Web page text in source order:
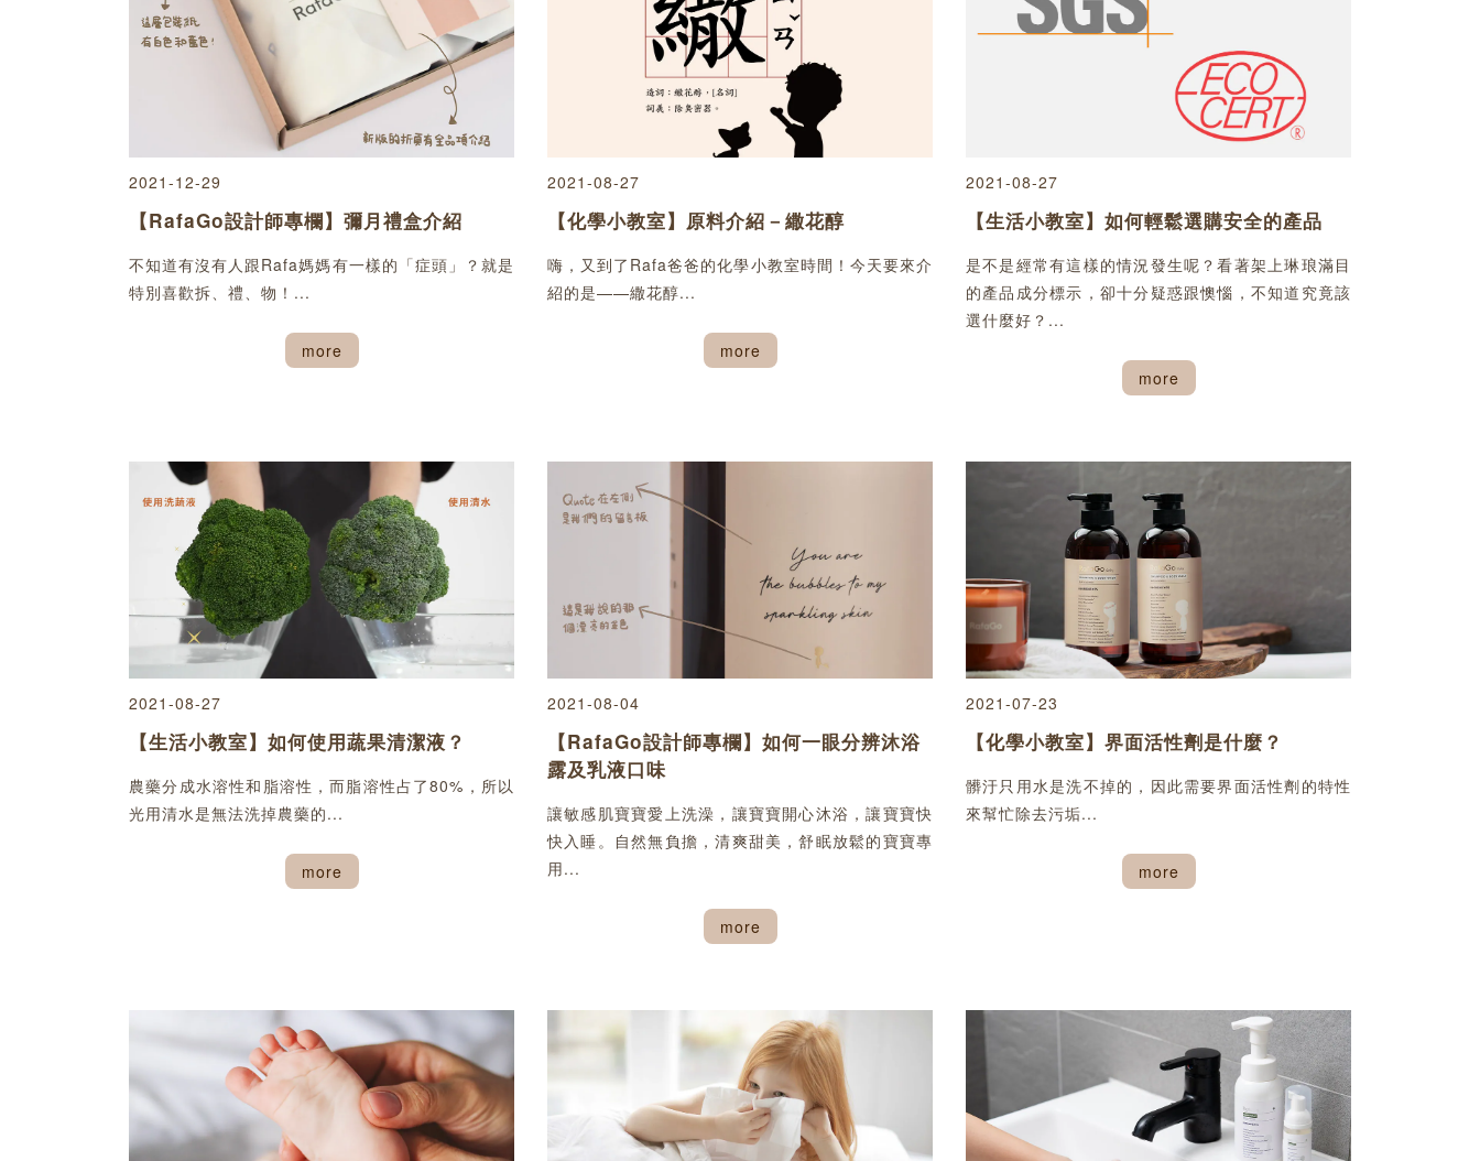
2021-12-29
【RafaGo設計師專欄】彌月禮盒介紹
不知道有沒有人跟Rafa媽媽有一樣的「症頭」？就是
特別喜歡拆、禮、物！...
more
2021-08-27
【化學小教室】原料介紹－繖花醇
嗨，又到了Rafa爸爸的化學小教室時間！今天要來介
紹的是——繖花醇...
more
2021-08-27
【生活小教室】如何輕鬆選購安全的產品
是不是經常有這樣的情況發生呢？看著架上琳琅滿目
的產品成分標示，卻十分疑惑跟懊惱，不知道究竟該
選什麼好？...
more
2021-08-27
【生活小教室】如何使用蔬果清潔液？
農藥分成水溶性和脂溶性，而脂溶性占了80%，所以
光用清水是無法洗掉農藥的...
more
2021-08-04
【RafaGo設計師專欄】如何一眼分辨沐浴
露及乳液口味
讓敏感肌寶寶愛上洗澡，讓寶寶開心沐浴，讓寶寶快
快入睡。自然無負擔，清爽甜美，舒眠放鬆的寶寶專
用...
more
2021-07-23
【化學小教室】界面活性劑是什麼？
髒汙只用水是洗不掉的，因此需要界面活性劑的特性
來幫忙除去污垢...
more